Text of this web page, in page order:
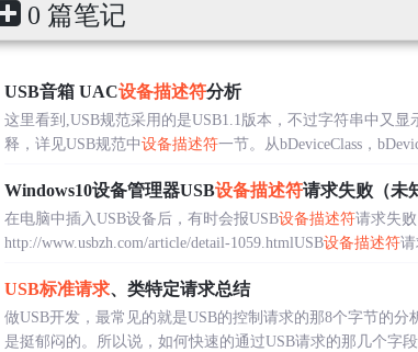
0 篇笔记
USB音箱 UAC设备描述符分析
这里看到,USB规范采用的是USB1.1版本，不过字符串中又显
释，详见USB规范中设备描述符一节。从bDeviceClass，
Windows10设备管理器USB设备描述符请求失败（未
在电脑中插入USB设备后，有时会报USB设备描述符请求失
http://www.usbzh.com/article/detail-1059.htmlUSB设备描述符
USB标准请求、类特定请求总结
做USB开发，最常见的就是USB的控制请求的那8个字节的
是挺郁闷的。所以说，如何快速的通过USB请求的那几个字